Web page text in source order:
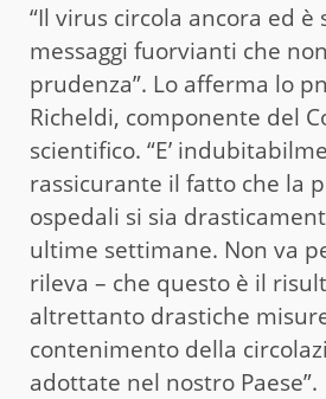
“Il virus circola ancora ed è
messaggi fuorvianti che
prudenza”. Lo afferma lo
Richeldi, componente del
scientifico. “E’
rassicurante il fatto che la
ospedali si sia
ultime settimane. Non va
rileva – che questo è il
altrettanto drastiche
contenimento della
adottate nel nostro Paese”.